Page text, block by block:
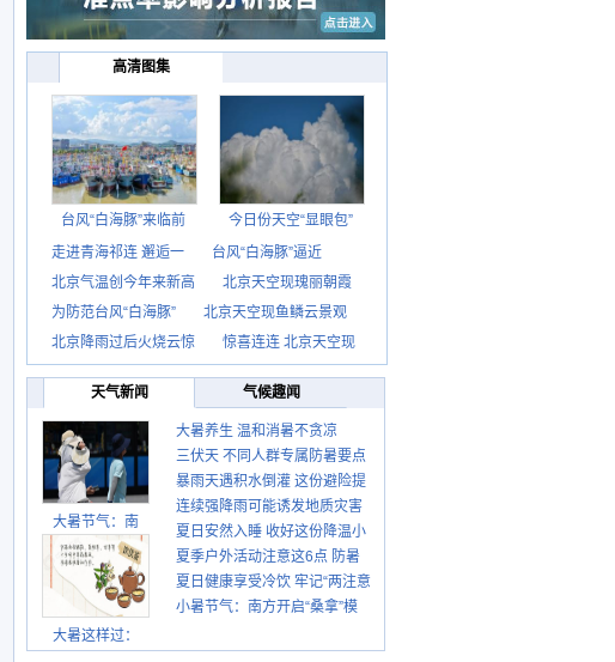
高清图集
台风“白海豚”来临前
今日份天空“显眼包”
走进青海祁连 邂逅一
台风“白海豚”逼近
北京气温创今年来新高
北京天空现瑰丽朝霞
为防范台风“白海豚”
北京天空现鱼鳞云景观
北京降雨过后火烧云惊
惊喜连连 北京天空现
天气新闻 气候趣闻
大暑节气：南
大暑这样过：
大暑养生 温和消暑不贪凉
三伏天 不同人群专属防暑要点
请收好
暴雨天遇积水倒灌 这份避险提
示请收好
连续强降雨可能诱发地质灾害
这些前兆要知道
夏日安然入睡 收好这份降温小
贴士
夏季户外活动注意这6点 防暑
健身两不误
夏日健康享受冷饮 牢记“两注意
一控制”
小暑节气：南方开启“桑拿”模